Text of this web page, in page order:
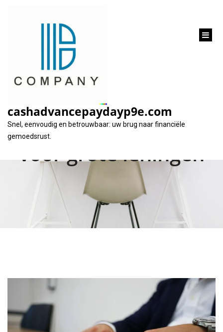
cashadvancepaydayp9e.com
Snel, eenvoudig en betrouwbaar: uw brug naar financiële
gemoedsrust.
Alles wat u moet
weten over €300.000
lenen: Tips en advies
voor grote leningen